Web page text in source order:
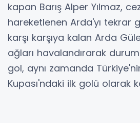
kapan Barış Alper Yılmaz,
hareketlenen Arda'yı tekrar
karşı karşıya kalan Arda
ağları havalandırarak
gol, aynı zamanda
Kupası'ndaki ilk golü olarak